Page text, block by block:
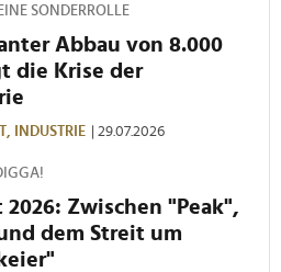
SONDERROLLE
Abbau von 8.000
die Krise der
INDUSTRIE | 29.07.2026
Zwischen "Peak",
dem Streit um